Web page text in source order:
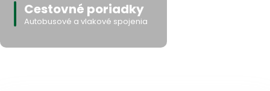
Cestovné poriadky
Autobusové a vlakové spojenia